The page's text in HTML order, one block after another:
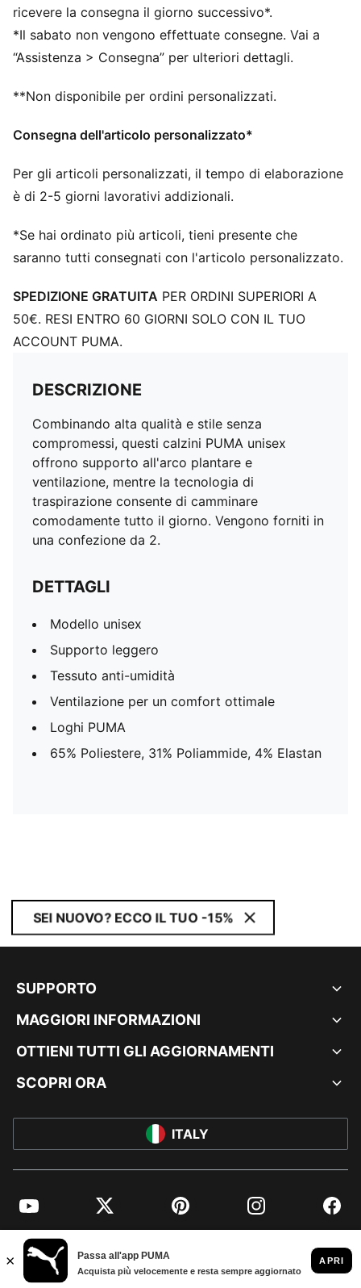
ricevere la consegna il giorno successivo*.
*Il sabato non vengono effettuate consegne. Vai a
“Assistenza > Consegna” per ulteriori dettagli.
**Non disponibile per ordini personalizzati.
Consegna dell'articolo personalizzato*
Per gli articoli personalizzati, il tempo di elaborazione
è di 2-5 giorni lavorativi addizionali.
*Se hai ordinato più articoli, tieni presente che
saranno tutti consegnati con l'articolo personalizzato.
SPEDIZIONE GRATUITA PER ORDINI SUPERIORI A
50€. RESI ENTRO 60 GIORNI SOLO CON IL TUO
ACCOUNT PUMA.
DESCRIZIONE
Combinando alta qualità e stile senza
compromessi, questi calzini PUMA unisex
offrono supporto all'arco plantare e
ventilazione, mentre la tecnologia di
traspirazione consente di camminare
comodamente tutto il giorno. Vengono forniti in
una confezione da 2.
DETTAGLI
Modello unisex
Supporto leggero
Tessuto anti-umidità
Ventilazione per un comfort ottimale
Loghi PUMA
65% Poliestere, 31% Poliammide, 4% Elastan
SEI NUOVO? ECCO IL TUO -15%
SUPPORTO
MAGGIORI INFORMAZIONI
OTTIENI TUTTI GLI AGGIORNAMENTI
SCOPRI ORA
ITALY
YouTube Twitter Pinterest Instagram
© PUMA EUROPE GMBH, 2026. TUTTI I DIRITTI RISERVATI
DATI AZIENDALI E LEGALI